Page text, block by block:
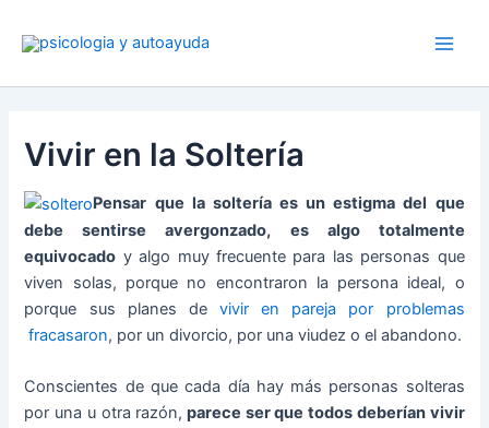
Vivir en la Soltería
Pensar que la soltería es un estigma del que
debe sentirse avergonzado, es algo totalmente
equivocado y algo muy frecuente para las personas que
viven solas, porque no encontraron la persona ideal, o
porque sus planes de vivir en pareja por problemas
fracasaron, por un divorcio, por una viudez o el abandono.
Conscientes de que cada día hay más personas solteras
por una u otra razón, parece ser que todos deberían vivir